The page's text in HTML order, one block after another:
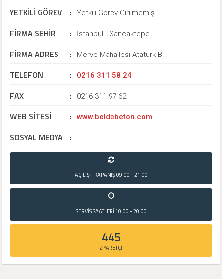
YETKİLİ GÖREV : Yetkili Görev Girilmemiş
FİRMA SEHİR : İstanbul - Sancaktepe
FİRMA ADRES : Merve Mahallesi Atatürk B..
TELEFON : 0216 311 58 24
FAX : 0216 311 97 62
WEB SİTESİ : www.beldebeton.com
SOSYAL MEDYA :
AÇILIŞ - KAPANIŞ09:00 - 21:00
SERVİS SAATLERİ 10:00 - 20:00
445
ZİYARETÇİ